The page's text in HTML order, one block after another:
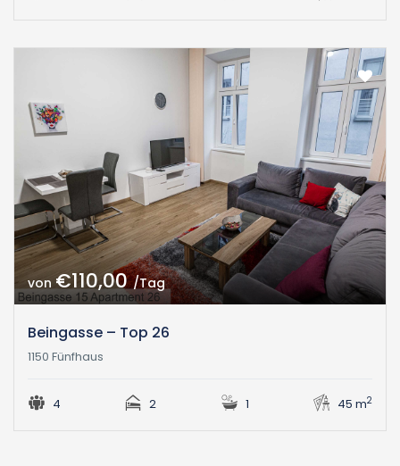
von €110,00/Tag
Beingasse – Top 26
1150 Fünfhaus
4 2 1 45 m2